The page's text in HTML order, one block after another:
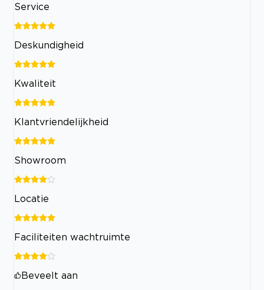
Service
Deskundigheid
Kwaliteit
Klantvriendelijkheid
Showroom
Locatie
Faciliteiten wachtruimte
Beveelt aan